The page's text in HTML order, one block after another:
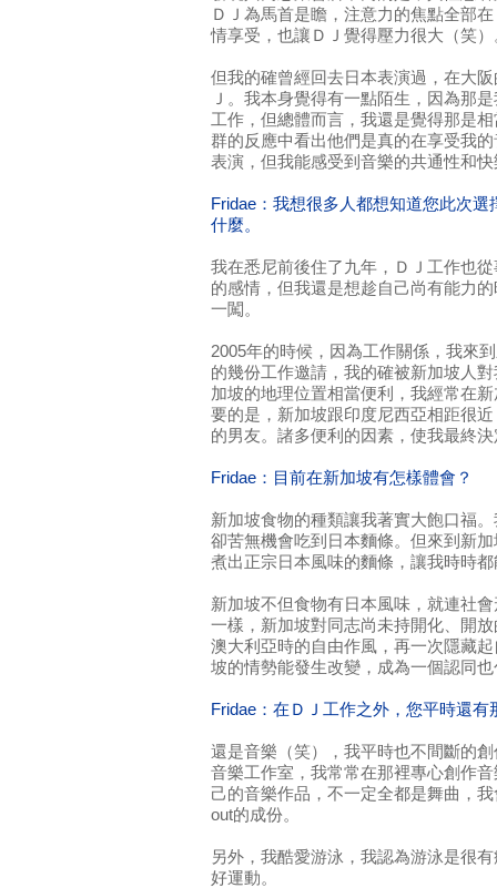
ＤＪ為馬首是瞻，注意力的焦點全部
情享受，也讓ＤＪ覺得壓力很大（笑）
但我的確曾經回去日本表演過，在大
Ｊ。我本身覺得有一點陌生，因為那
工作，但總體而言，我還是覺得那是
群的反應中看出他們是真的在享受我
表演，但我能感受到音樂的共通性和
Fridae：我想很多人都想知道您此次
什麼。
我在悉尼前後住了九年，ＤＪ工作也
的感情，但我還是想趁自己尚有能力
一闖。
2005年的時候，因為工作關係，我來
的幾份工作邀請，我的確被新加坡人
加坡的地理位置相當便利，我經常在
要的是，新加坡跟印度尼西亞相距很
的男友。諸多便利的因素，使我最終
Fridae：目前在新加坡有怎樣體會？
新加坡食物的種類讓我著實大飽口福
卻苦無機會吃到日本麵條。但來到新
煮出正宗日本風味的麵條，讓我時時
新加坡不但食物有日本風味，就連社
一樣，新加坡對同志尚未持開化、開
澳大利亞時的自由作風，再一次隱藏
坡的情勢能發生改變，成為一個認同
Fridae：在ＤＪ工作之外，您平時還有
還是音樂（笑），我平時也不間斷的
音樂工作室，我常常在那裡專心創作
己的音樂作品，不一定全都是舞曲，
out的成份。
另外，我酷愛游泳，我認為游泳是很
好運動。